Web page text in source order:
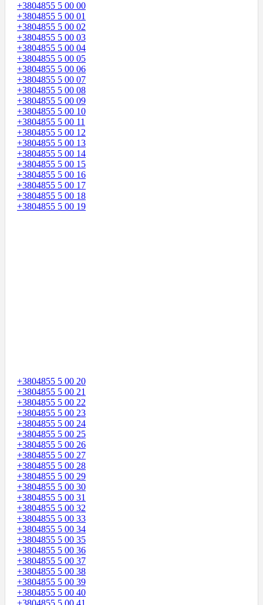
+3804855 5 00 00
+3804855 5 00 01
+3804855 5 00 02
+3804855 5 00 03
+3804855 5 00 04
+3804855 5 00 05
+3804855 5 00 06
+3804855 5 00 07
+3804855 5 00 08
+3804855 5 00 09
+3804855 5 00 10
+3804855 5 00 11
+3804855 5 00 12
+3804855 5 00 13
+3804855 5 00 14
+3804855 5 00 15
+3804855 5 00 16
+3804855 5 00 17
+3804855 5 00 18
+3804855 5 00 19
+3804855 5 00 20
+3804855 5 00 21
+3804855 5 00 22
+3804855 5 00 23
+3804855 5 00 24
+3804855 5 00 25
+3804855 5 00 26
+3804855 5 00 27
+3804855 5 00 28
+3804855 5 00 29
+3804855 5 00 30
+3804855 5 00 31
+3804855 5 00 32
+3804855 5 00 33
+3804855 5 00 34
+3804855 5 00 35
+3804855 5 00 36
+3804855 5 00 37
+3804855 5 00 38
+3804855 5 00 39
+3804855 5 00 40
+3804855 5 00 41